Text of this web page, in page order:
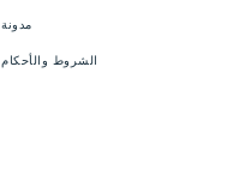
مدونة
الشروط والأحكام